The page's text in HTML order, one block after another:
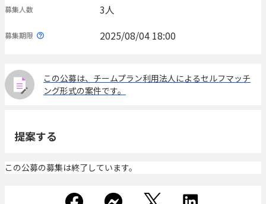
募集人数 3人
募集期限 2025/08/04 18:00
この公募は、チームプラン利用法人によるセルフマッチ
ング形式の案件です。
提案する
この公募の募集は終了しています。